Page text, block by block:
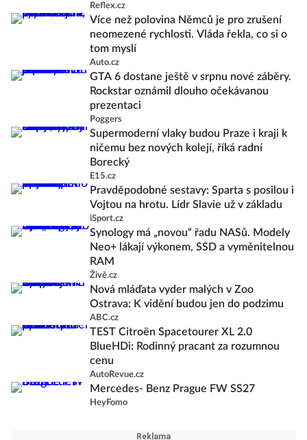
Reflex.cz
Více než polovina Němců je pro zrušení
neomezené rychlosti. Vláda řekla, co si o
tom myslí
Auto.cz
GTA 6 dostane ještě v srpnu nové záběry.
Rockstar oznámil dlouho očekávanou
prezentaci
Poggers
Supermoderní vlaky budou Praze i kraji k
ničemu bez nových kolejí, říká radní
Borecký
E15.cz
Pravděpodobné sestavy: Sparta s posilou i
Vojtou na hrotu. Lídr Slavie už v základu
iSport.cz
Synology má „novou“ řadu NASů. Modely
Neo+ lákají výkonem, SSD a vyměnitelnou
RAM
Živě.cz
Nová mláďata vyder malých v Zoo
Ostrava: K vidění budou jen do podzimu
ABC.cz
TEST Citroën Spacetourer XL 2.0
BlueHDi: Rodinný pracant za rozumnou
cenu
AutoRevue.cz
Mercedes- Benz Prague FW SS27
HeyFomo